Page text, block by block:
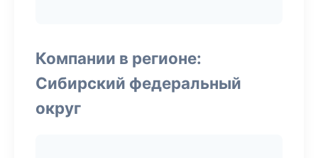
Компании в регионе:
Сибирский федеральный
округ